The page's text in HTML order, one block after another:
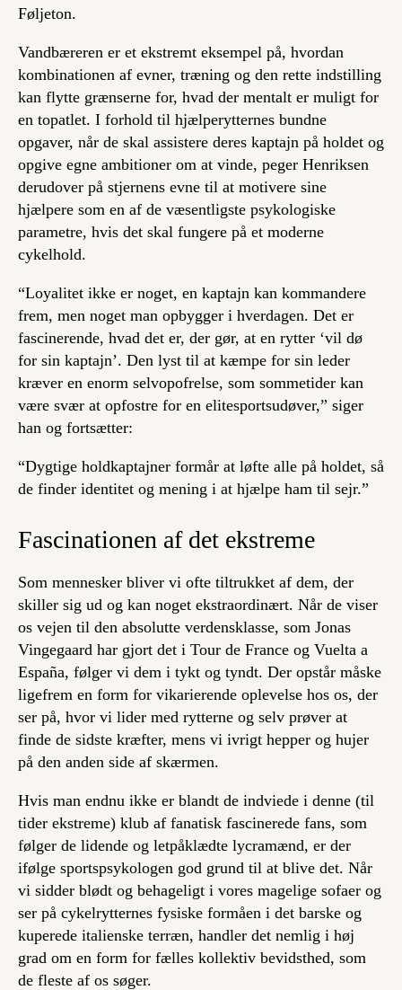
Føljeton.
Vandbæreren er et ekstremt eksempel på, hvordan
kombinationen af evner, træning og den rette indstilling
kan flytte grænserne for, hvad der mentalt er muligt for
en topatlet. I forhold til hjælperytternes bundne
opgaver, når de skal assistere deres kaptajn på holdet og
opgive egne ambitioner om at vinde, peger Henriksen
derudover på stjernens evne til at motivere sine
hjælpere som en af de væsentligste psykologiske
parametre, hvis det skal fungere på et moderne
cykelhold.
“Loyalitet ikke er noget, en kaptajn kan kommandere
frem, men noget man opbygger i hverdagen. Det er
fascinerende, hvad det er, der gør, at en rytter ‘vil dø
for sin kaptajn’. Den lyst til at kæmpe for sin leder
kræver en enorm selvopofrelse, som sommetider kan
være svær at opfostre for en elitesportsudøver,” siger
han og fortsætter:
“Dygtige holdkaptajner formår at løfte alle på holdet, så
de finder identitet og mening i at hjælpe ham til sejr.”
Fascinationen af det ekstreme
Som mennesker bliver vi ofte tiltrukket af dem, der
skiller sig ud og kan noget ekstraordinært. Når de viser
os vejen til den absolutte verdensklasse, som Jonas
Vingegaard har gjort det i Tour de France og Vuelta a
España, følger vi dem i tykt og tyndt. Der opstår måske
ligefrem en form for vikarierende oplevelse hos os, der
ser på, hvor vi lider med rytterne og selv prøver at
finde de sidste kræfter, mens vi ivrigt hepper og hujer
på den anden side af skærmen.
Hvis man endnu ikke er blandt de indviede i denne (til
tider ekstreme) klub af fanatisk fascinerede fans, som
følger de lidende og letpåklædte lycramænd, er der
ifølge sportspsykologen god grund til at blive det. Når
vi sidder blødt og behageligt i vores magelige sofaer og
ser på cykelrytternes fysiske formåen i det barske og
kuperede italienske terræn, handler det nemlig i høj
grad om en form for fælles kollektiv bevidsthed, som
de fleste af os søger.